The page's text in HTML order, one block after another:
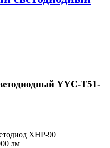
YYC-T51-
XHP-90
лм